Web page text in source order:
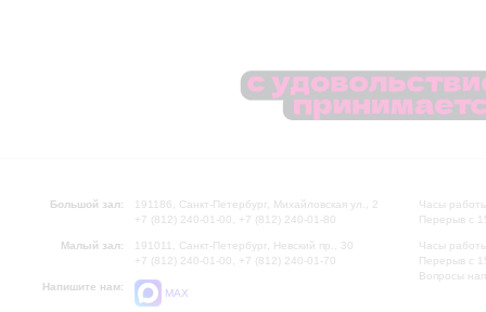
Большой зал:
191186, Санкт-Петербург, Михайловская ул., 2
+7 (812) 240-01-00, +7 (812) 240-01-80
Малый зал:
191011, Санкт-Петербург, Невский пр., 30
+7 (812) 240-01-00, +7 (812) 240-01-70
Напишите нам:
MAX
Часы
Перерыв с
Часы
Перерыв с
Вопросы